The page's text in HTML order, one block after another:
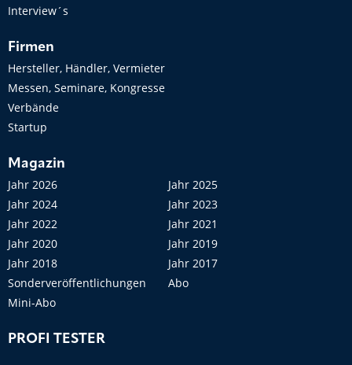
Interview´s
Firmen
Hersteller, Händler, Vermieter
Messen, Seminare, Kongresse
Verbände
Startup
Magazin
Jahr 2026
Jahr 2025
Jahr 2024
Jahr 2023
Jahr 2022
Jahr 2021
Jahr 2020
Jahr 2019
Jahr 2018
Jahr 2017
Sonderveröffentlichungen
Abo
Mini-Abo
PROFI TESTER